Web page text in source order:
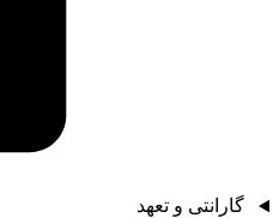
گارانتی و تعهد